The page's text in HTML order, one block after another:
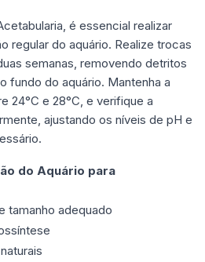
é essencial realizar
regular do aquário. Realize trocas
semanas, removendo detritos
fundo do aquário. Mantenha a
24°C e 28°C, e verifique a
ajustando os níveis de pH e
do Aquário para
tamanho adequado